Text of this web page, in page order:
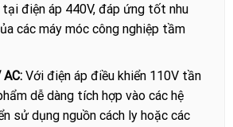
điện áp 440V, đáp ứng tốt nhu
các máy móc công nghiệp tầm
Với điện áp điều khiển 110V tần
dễ dàng tích hợp vào các hệ
sử dụng nguồn cách ly hoặc các